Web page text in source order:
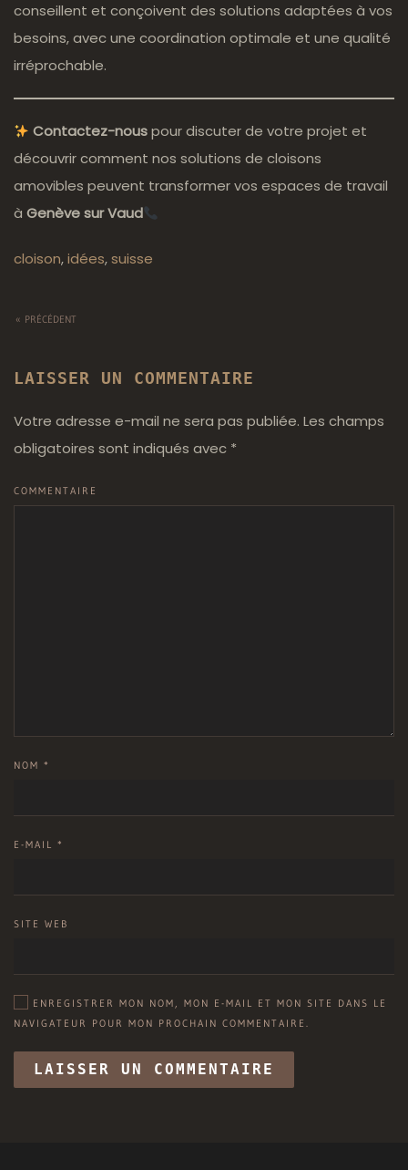
conseillent et conçoivent des solutions adaptées à vos
besoins, avec une coordination optimale et une qualité
irréprochable.
Contactez-nouspour discuter de votre projet et
découvrir comment nos solutions de cloisons
amovibles peuvent transformer vos espaces de travail
à Genève sur Vaud
cloison,idées,suisse
« PRÉCÉDENT
LAISSER UN COMMENTAIRE
Votre adresse e-mail ne sera pas publiée. Les champs
obligatoires sont indiqués avec *
COMMENTAIRE
NOM *
E-MAIL *
SITE WEB
ENREGISTRER MON NOM, MON E-MAIL ET MON SITE DANS LE
NAVIGATEUR POUR MON PROCHAIN COMMENTAIRE.
LAISSER UN COMMENTAIRE